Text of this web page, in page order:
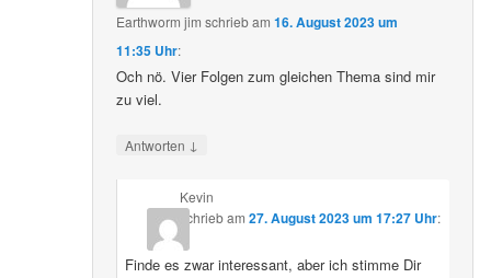
Earthworm jim schriebam16. August 2023 um
11:35 Uhr:
Och nö. Vier Folgen zum gleichen Thema sind mir
zu viel.
Antworten ↓
Kevin
schriebam 27. August 2023 um 17:27 Uhr:
Finde es zwar interessant, aber ich stimme Dir